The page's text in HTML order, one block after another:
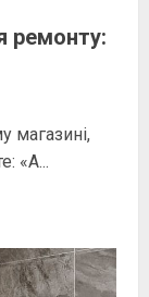
ремонту:
магазині,
«А...